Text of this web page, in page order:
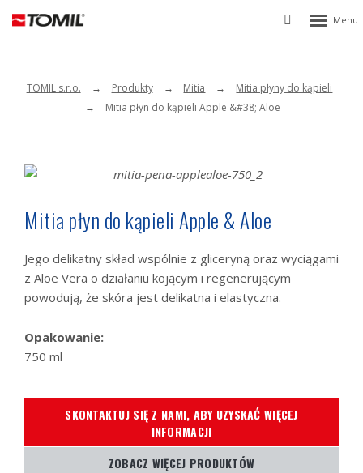
Vyhledávání
Rozbalení
TOMIL s.r.o. Produkty Mitia
Mitia płyny do kąpieli
Mitia płyn do kąpieli Apple &#38; Aloe
Mitia płyn do kąpieli Apple & Aloe
Jego delikatny skład wspólnie z gliceryną oraz wyciągami
z Aloe Vera o działaniu kojącym i regenerującym
powodują, że skóra jest delikatna i elastyczna.
Opakowanie:
750 ml
SKONTAKTUJ SIĘ Z NAMI, ABY UZYSKAĆ WIĘCEJ
INFORMACJI
ZOBACZ WIĘCEJ PRODUKTÓW